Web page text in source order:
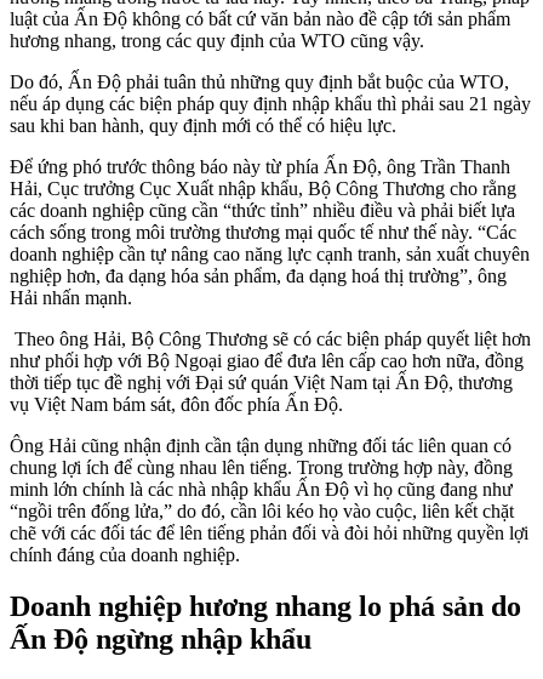
luật của Ấn Độ không có bất cứ văn bản nào đề cập tới sản phẩm
hương nhang, trong các quy định của WTO cũng vậy.
Do đó, Ấn Độ phải tuân thủ những quy định bắt buộc của WTO,
nếu áp dụng các biện pháp quy định nhập khẩu thì phải sau 21 ngày
sau khi ban hành, quy định mới có thể có hiệu lực.
Để ứng phó trước thông báo này từ phía Ấn Độ, ông Trần Thanh
Hải, Cục trưởng Cục Xuất nhập khẩu, Bộ Công Thương cho rằng
các doanh nghiệp cũng cần “thức tỉnh” nhiều điều và phải biết lựa
cách sống trong môi trường thương mại quốc tế như thế này. “Các
doanh nghiệp cần tự nâng cao năng lực cạnh tranh, sản xuất chuyên
nghiệp hơn, đa dạng hóa sản phẩm, đa dạng hoá thị trường”, ông
Hải nhấn mạnh.
Theo ông Hải, Bộ Công Thương sẽ có các biện pháp quyết liệt hơn
như phối hợp với Bộ Ngoại giao để đưa lên cấp cao hơn nữa, đồng
thời tiếp tục đề nghị với Đại sứ quán Việt Nam tại Ấn Độ, thương
vụ Việt Nam bám sát, đôn đốc phía Ấn Độ.
Ông Hải cũng nhận định cần tận dụng những đối tác liên quan có
chung lợi ích để cùng nhau lên tiếng. Trong trường hợp này, đồng
minh lớn chính là các nhà nhập khẩu Ấn Độ vì họ cũng đang như
“ngồi trên đống lửa,” do đó, cần lôi kéo họ vào cuộc, liên kết chặt
chẽ với các đối tác để lên tiếng phản đối và đòi hỏi những quyền lợi
chính đáng của doanh nghiệp.
Doanh nghiệp hương nhang lo phá sản do
Ấn Độ ngừng nhập khẩu